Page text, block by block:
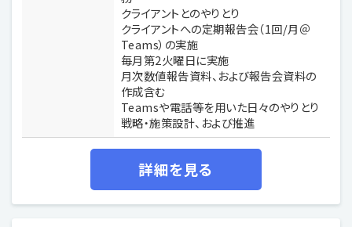
クライアントとのやりとり
クライアントへの定期報告会（1回/月＠
Teams）の実施
毎月第2火曜日に実施
月次数値報告資料、および報告会資料の
作成含む
Teamsや電話等を用いた日々のやりとり
戦略・施策設計、および推進
詳細を見る